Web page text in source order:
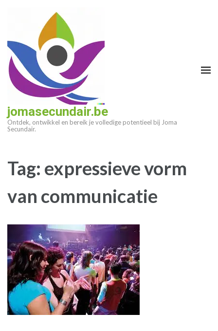
(druk
enter)
jomasecundair.be
Ontdek, ontwikkel en bereik je volledige potentieel bij Joma
Secundair.
Tag: expressieve vorm
van communicatie